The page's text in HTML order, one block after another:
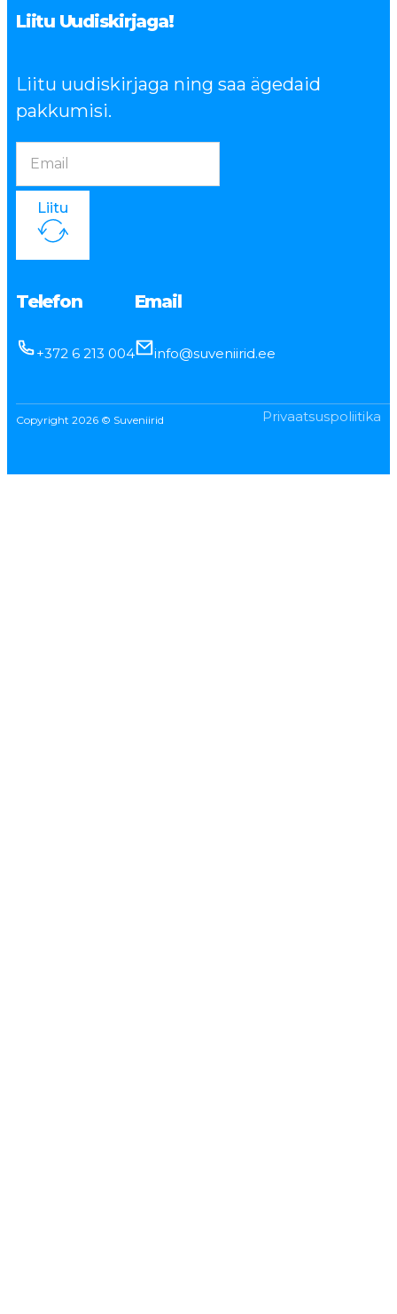
Liitu Uudiskirjaga!
Liitu uudiskirjaga ning saa ägedaid
pakkumisi.
Liitu
Telefon
+372 6 213 004
Email
info@suveniirid.ee
Copyright 2026 © Suveniirid Privaatsuspoliitika